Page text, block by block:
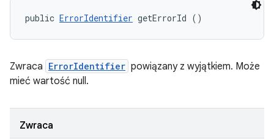
public ErrorIdentifier getErrorId ()
Zwraca ErrorIdentifier powiązany z wyjątkiem. Może
mieć wartość null.
Zwraca